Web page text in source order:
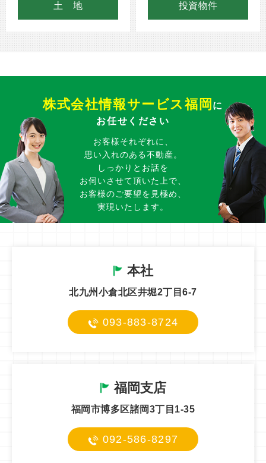
土 地 投資物件
株式会社情報サービス福岡 に
お任せください
お客様それぞれに、
思い入れのある不動産。
しっかりとお話を
お伺いさせて頂いた上で、
お客様のご要望を見極め、
実現いたします。
本社
北九州小倉北区井堀2丁目6-7
093-883-8724
福岡支店
福岡市博多区諸岡3丁目1-35
092-586-8297